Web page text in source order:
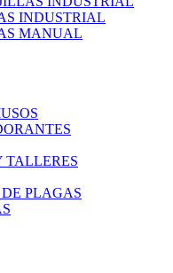
INDUSTRIAL
MANUAL
TALLERES
PLAGAS